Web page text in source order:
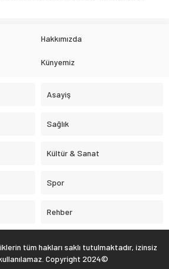
Hakkımızda
Künyemiz
Asayiş
Sağlık
Kültür & Sanat
Spor
Rehber
tüm hakları saklı tutulmaktadır, izinsiz
Copyright 2024©